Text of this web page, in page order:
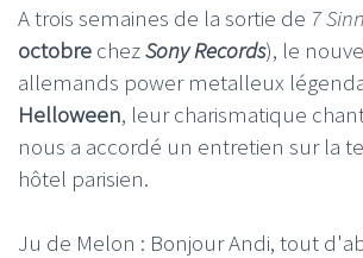
A trois semaines de la sortie de 7
octobre chezSony Records), le
allemands power metalleux
Helloween, leur charismatique
nous a accordé un entretien sur la
hôtel parisien.
Ju de Melon : Bonjour Andi, tout